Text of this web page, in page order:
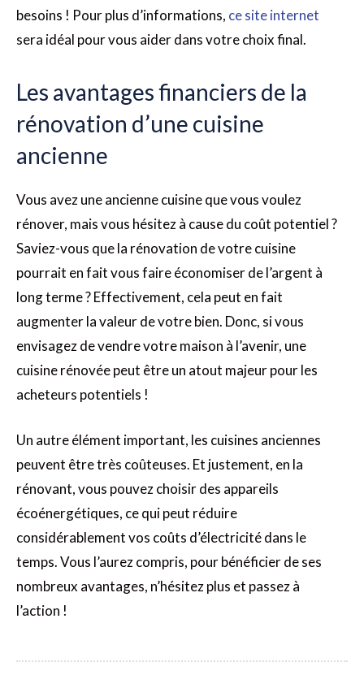
besoins ! Pour plus d’informations, ce site internet
sera idéal pour vous aider dans votre choix final.
Les avantages financiers de la
rénovation d’une cuisine
ancienne
Vous avez une ancienne cuisine que vous voulez
rénover, mais vous hésitez à cause du coût potentiel ?
Saviez-vous que la rénovation de votre cuisine
pourrait en fait vous faire économiser de l’argent à
long terme ? Effectivement, cela peut en fait
augmenter la valeur de votre bien. Donc, si vous
envisagez de vendre votre maison à l’avenir, une
cuisine rénovée peut être un atout majeur pour les
acheteurs potentiels !
Un autre élément important, les cuisines anciennes
peuvent être très coûteuses. Et justement, en la
rénovant, vous pouvez choisir des appareils
écoénergétiques, ce qui peut réduire
considérablement vos coûts d’électricité dans le
temps. Vous l’aurez compris, pour bénéficier de ses
nombreux avantages, n’hésitez plus et passez à
l’action !